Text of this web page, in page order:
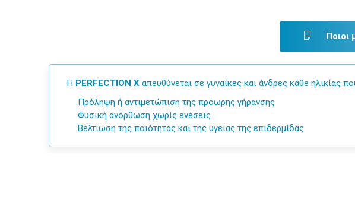
Ποιοι
Η PERFECTION X απευθύνεται σε γυναίκες και άνδρες κάθε ηλικίας
Πρόληψη ή αντιμετώπιση της πρόωρης γήρανσης
Φυσική ανόρθωση χωρίς ενέσεις
Βελτίωση της ποιότητας και της υγείας της επιδερμίδας